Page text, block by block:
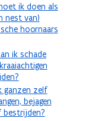
ik doen als
nest van)
hoornaars
ik schade
ganzen zelf
bejagen